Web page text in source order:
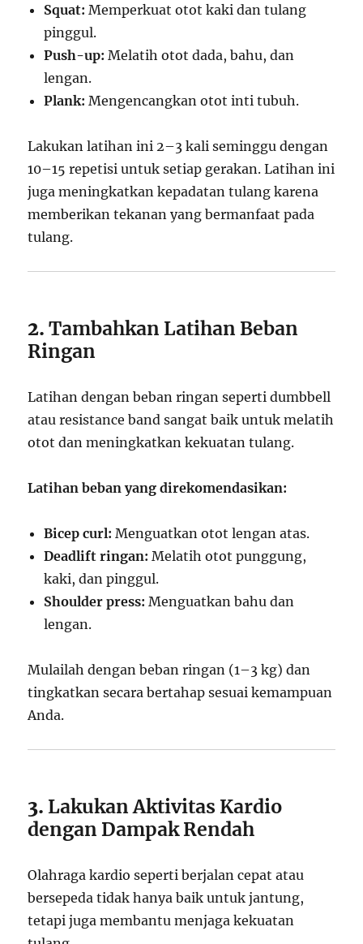
Squat: Memperkuat otot kaki dan tulang
pinggul.
Push-up: Melatih otot dada, bahu, dan
lengan.
Plank: Mengencangkan otot inti tubuh.
Lakukan latihan ini 2–3 kali seminggu dengan
10–15 repetisi untuk setiap gerakan. Latihan ini
juga meningkatkan kepadatan tulang karena
memberikan tekanan yang bermanfaat pada
tulang.
2.Tambahkan Latihan Beban
Ringan
Latihan dengan beban ringan seperti dumbbell
atau resistance band sangat baik untuk melatih
otot dan meningkatkan kekuatan tulang.
Latihan beban yang direkomendasikan:
Bicep curl: Menguatkan otot lengan atas.
Deadlift ringan: Melatih otot punggung,
kaki, dan pinggul.
Shoulder press: Menguatkan bahu dan
lengan.
Mulailah dengan beban ringan (1–3 kg) dan
tingkatkan secara bertahap sesuai kemampuan
Anda.
3. Lakukan Aktivitas Kardio
dengan Dampak Rendah
Olahraga kardio seperti berjalan cepat atau
bersepeda tidak hanya baik untuk jantung,
tetapi juga membantu menjaga kekuatan